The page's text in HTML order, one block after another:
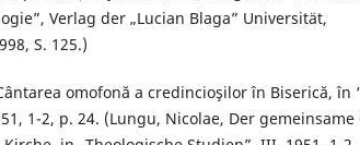
Verlag der „Lucian Blaga” Universität,
S. 125.)
omofonă a credincioşilor în Biserică, în
1-2, p. 24. (Lungu, Nicolae, Der gemeinsame